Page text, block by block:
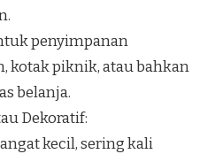
penyimpanan
kotak piknik, atau bahkan
belanja.
Dekoratif:
kecil, sering kali